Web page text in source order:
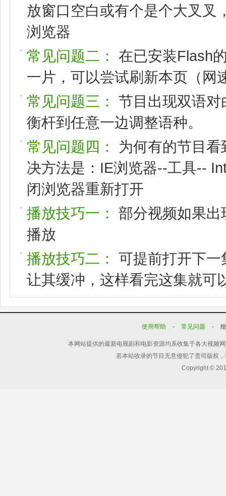
放窗口空白或有个是个大叉叉
浏览器
常见问题二：
在已安装Flash
一片，可以尝试刷新本页（网
常见问题三：
节目出现双语
衡杆到任意一边调整语种。
常见问题四：
为何有的节目
决方法是：IE浏览器--工具--
闭浏览器重新打开
播放技巧一：
部分视频如果
播放
播放技巧二：
可提前打开下
让其缓冲，这样看完这集就可
使用帮助 - 常见问题 -
本网站提供的最新电视剧和电影资源均系收集于各大视频
若本站收录的节目无意侵犯了贵司版权
Copyright ©